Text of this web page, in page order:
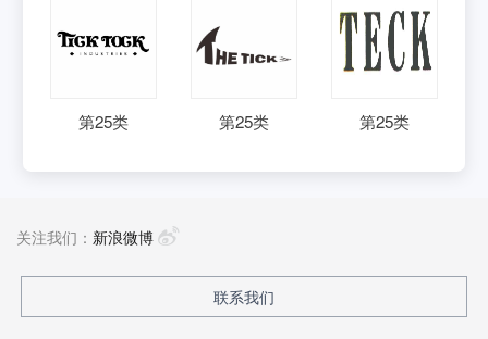
第25类 第25类 第25类